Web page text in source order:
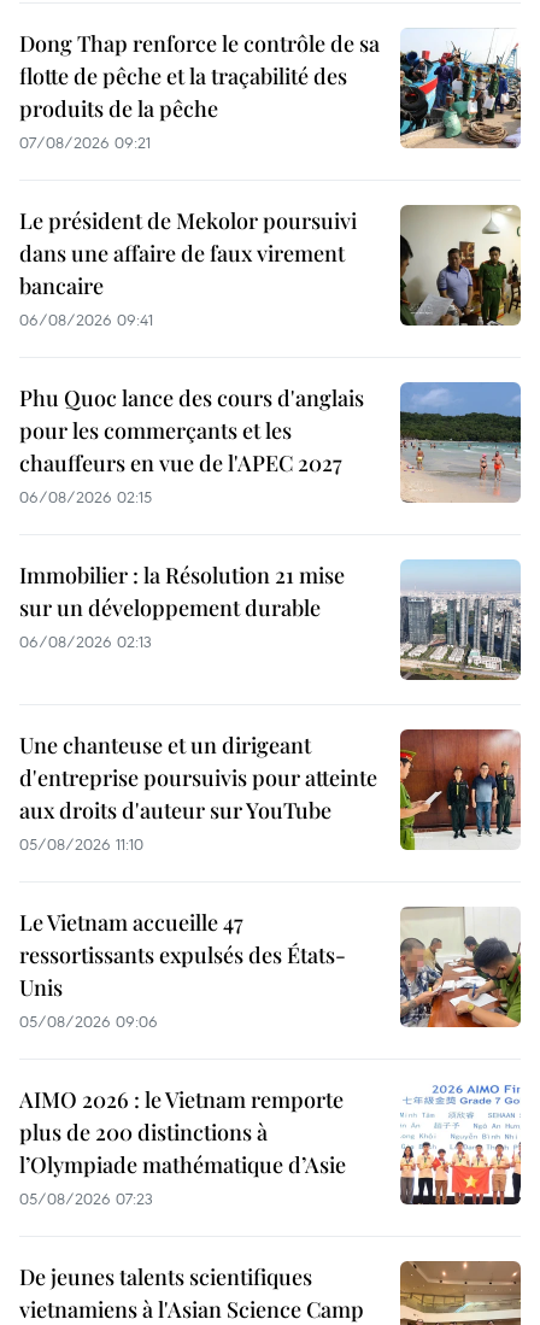
Dong Thap renforce le contrôle de sa
flotte de pêche et la traçabilité des
produits de la pêche
07/08/2026 09:21
Le président de Mekolor poursuivi
dans une affaire de faux virement
bancaire
06/08/2026 09:41
Phu Quoc lance des cours d'anglais
pour les commerçants et les
chauffeurs en vue de l'APEC 2027
06/08/2026 02:15
Immobilier : la Résolution 21 mise
sur un développement durable
06/08/2026 02:13
Une chanteuse et un dirigeant
d'entreprise poursuivis pour atteinte
aux droits d'auteur sur YouTube
05/08/2026 11:10
Le Vietnam accueille 47
ressortissants expulsés des États-
Unis
05/08/2026 09:06
AIMO 2026 : le Vietnam remporte
plus de 200 distinctions à
l’Olympiade mathématique d’Asie
05/08/2026 07:23
De jeunes talents scientifiques
vietnamiens à l'Asian Science Camp